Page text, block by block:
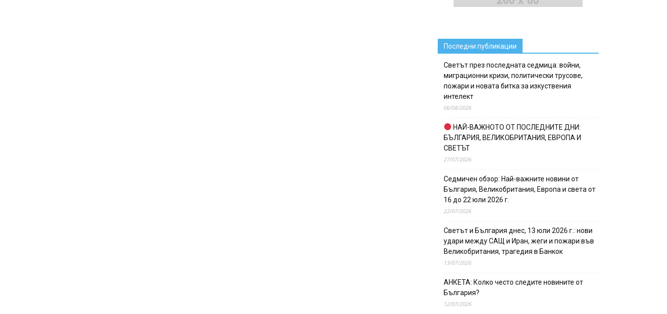
Последни публикации
Светът през последната седмица: войни,
миграционни кризи, политически трусове,
пожари и новата битка за изкуствения
интелект
06/08/2026
НАЙ-ВАЖНОТО ОТ ПОСЛЕДНИТЕ ДНИ:
БЪЛГАРИЯ, ВЕЛИКОБРИТАНИЯ, ЕВРОПА И
СВЕТЪТ
27/07/2026
Седмичен обзор: Най-важните новини от
България, Великобритания, Европа и света от
16 до 22 юли 2026 г.
22/07/2026
Светът и България днес, 13 юли 2026 г.: нови
удари между САЩ и Иран, жеги и пожари във
Великобритания, трагедия в Банкок
13/07/2026
АНКЕТА: Колко често следите новините от
България?
12/07/2026